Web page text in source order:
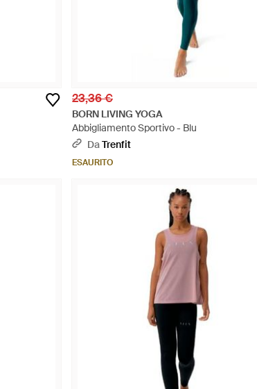
23,36 €
BORN LIVING YOGA
Abbigliamento Sportivo - Blu
DaTrenfit
ESAURITO